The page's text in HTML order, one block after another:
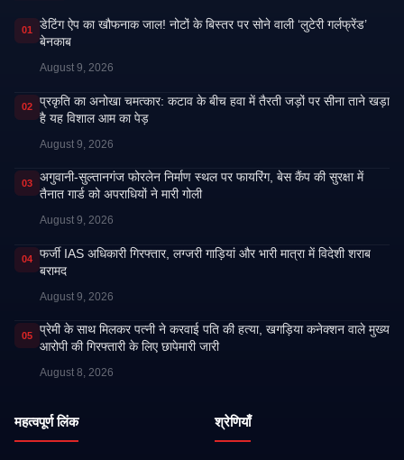
01
डेटिंग ऐप का खौफनाक जाल! नोटों के बिस्तर पर सोने वाली ‘लुटेरी गर्लफ्रेंड’
बेनकाब
August 9, 2026
02
प्रकृति का अनोखा चमत्कार: कटाव के बीच हवा में तैरती जड़ों पर सीना ताने खड़ा
है यह विशाल आम का पेड़
August 9, 2026
03
अगुवानी-सुल्तानगंज फोरलेन निर्माण स्थल पर फायरिंग, बेस कैंप की सुरक्षा में
तैनात गार्ड को अपराधियों ने मारी गोली
August 9, 2026
04
फर्जी IAS अधिकारी गिरफ्तार, लग्जरी गाड़ियां और भारी मात्रा में विदेशी शराब
बरामद
August 9, 2026
05
प्रेमी के साथ मिलकर पत्नी ने करवाई पति की हत्या, खगड़िया कनेक्शन वाले मुख्य
आरोपी की गिरफ्तारी के लिए छापेमारी जारी
August 8, 2026
महत्वपूर्ण लिंक श्रेणियाँ